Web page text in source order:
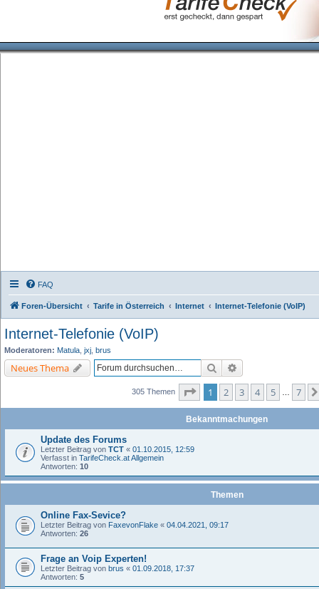
FAQ
Foren-Übersicht Tarife in Österreich Internet Internet-Telefonie (VoIP)
Internet-Telefonie (VoIP)
Moderatoren: Matula jxj brus
Neues Thema Suche
305 Themen Seite von
1 2 3 4 5 7
Bekanntmachungen
Update des Forums
Letzter Beitrag von TCT « 01.10.2015, 12:59
Verfasst in TarifeCheck.at Allgemein
Antworten: 10
Themen
Online Fax-Sevice?
Letzter Beitrag von FaxevonFlake « 04.04.2021, 09:17
Antworten: 26
Frage an Voip Experten!
Letzter Beitrag von brus « 01.09.2018, 17:37
Antworten: 5